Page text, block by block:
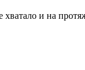
и на